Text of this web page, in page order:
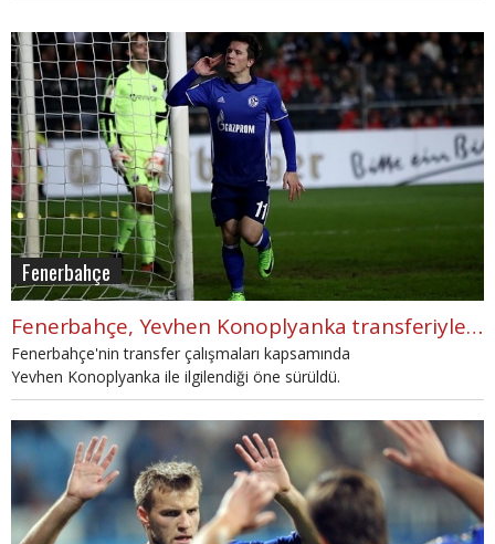
Fenerbahçe
Fenerbahçe, Yevhen Konoplyanka transferiyle uçacak - Spor Haberleri
Fenerbahçe'nin transfer çalışmaları kapsamında
Yevhen Konoplyanka ile ilgilendiği öne sürüldü.
Fenerbahçe Konoplyanka transferinde son dakika spor haberleri
burada.